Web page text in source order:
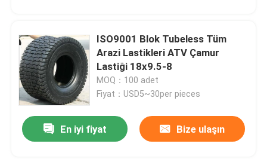
ISO9001 Blok Tubeless Tüm
Arazi Lastikleri ATV Çamur
Lastiği 18x9.5-8
MOQ：100 adet
Fiyat：USD5~30per pieces
En iyi fiyat Bize ulaşın